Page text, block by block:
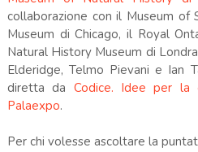
collaborazione con il Museum of
Museum di Chicago, il Royal
Natural History Museum di
Elderidge, Telmo Pievani e Ian
diretta da Codice. Idee per la
Palaexpo.
Per chi volesse ascoltare la